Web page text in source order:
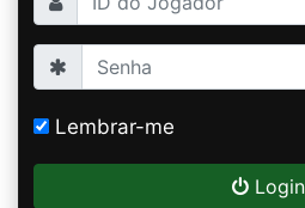
Lembrar-me
Login